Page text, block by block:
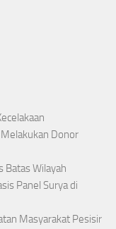
Donor
Batas Wilayah
Panel Surya di
Masyarakat Pesisir